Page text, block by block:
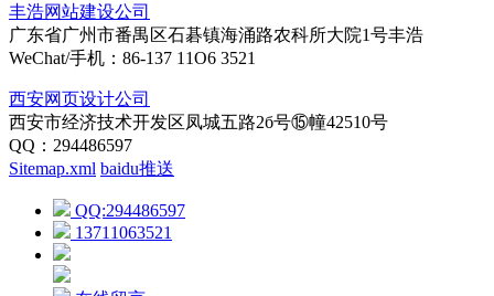
丰浩网站建设公司
广东省广州市番禺区石碁镇海涌路农科所大院1号丰浩
WeChat/手机：86-137 11Ο6 3521
西安网页设计公司
西安市经济技术开发区凤城五路2б号⑮幢42510号
QQ：294486597
Sitemap.xml baidu推送
QQ:294486597
13711063521